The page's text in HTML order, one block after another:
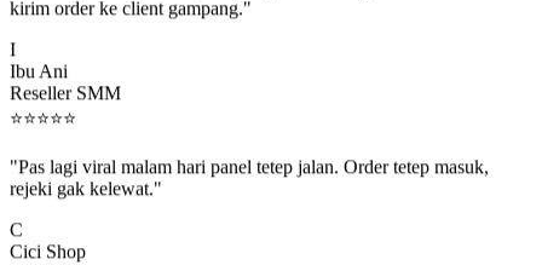
Ibu Ani
Reseller SMM
⭐⭐⭐⭐⭐
rejeki gak kelewat."
Cici Shop
Importir